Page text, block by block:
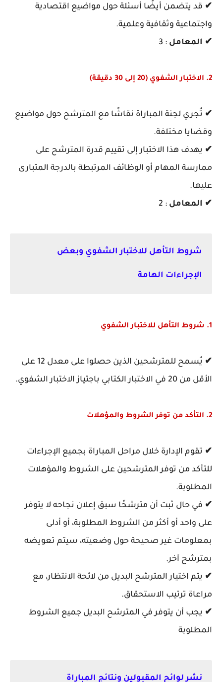
✔ قد يتضمن أيضًا أسئلة حول مواضيع اقتصادية
واجتماعية وثقافية وعلمية.
✔ المعامل : 3
2. الاختبار الشفوي (20 إلى 30 دقيقة)
✔ تُجري لجنة المباراة نقاشًا مع المترشح حول مواضيع
وقضايا مختلفة.
✔ يهدف هذا الاختبار إلى تقييم قدرة المترشح على
ممارسة المهام أو الوظائف المرتبطة بالدرجة المتبارى
عليها.
✔ المعامل : 2
شروط التأهل للاختبار الشفوي وبعض
الإجراءات الهامة
1. شروط التأهل للاختبار الشفوي
✔
يُسمح للمترشحين الذين حصلوا على معدل 12 على
الأقل من 20 في الاختبار الكتابي باجتياز الاختبار الشفوي.
2. التأكد من توفر الشروط والمؤهلات
✔ تقوم الإدارة خلال مراحل المباراة بجميع الإجراءات
للتأكد من توفر المترشحين على الشروط والمؤهلات
المطلوبة.
✔ في حال ثبت أن مترشحًا سبق إعلان نجاحه لا يتوفر
على واحد أو أكثر من الشروط المطلوبة، أو أدلى
بمعلومات غير صحيحة حول وضعيته، سيتم تعويضه
بمترشح آخر.
✔ يتم اختيار المترشح البديل من لائحة الانتظار، مع
مراعاة ترتيب الاستحقاق.
✔ يجب أن يتوفر في المترشح البديل جميع الشروط
المطلوبة
نشر لوائح المقبولين ونتائج المباراة